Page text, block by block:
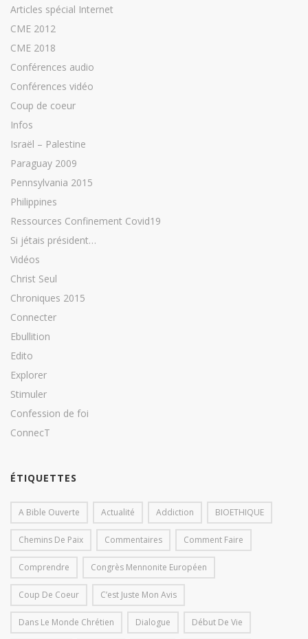
Articles spécial Internet
CME 2012
CME 2018
Conférences audio
Conférences vidéo
Coup de coeur
Infos
Israël – Palestine
Paraguay 2009
Pennsylvania 2015
Philippines
Ressources Confinement Covid19
Si jétais président…
Vidéos
Christ Seul
Chroniques 2015
Connecter
Ebullition
Edito
Explorer
Stimuler
Confession de foi
ConnecT
ÉTIQUETTES
A Bible Ouverte Actualité Addiction BIOETHIQUE
Chemins De Paix Commentaires Comment Faire
Comprendre Congrès Mennonite Européen
Coup De Coeur C’est Juste Mon Avis
Dans Le Monde Chrétien Dialogue Début De Vie